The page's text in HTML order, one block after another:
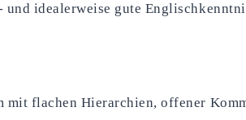
und idealerweise gute
mit flachen Hierarchien, offener